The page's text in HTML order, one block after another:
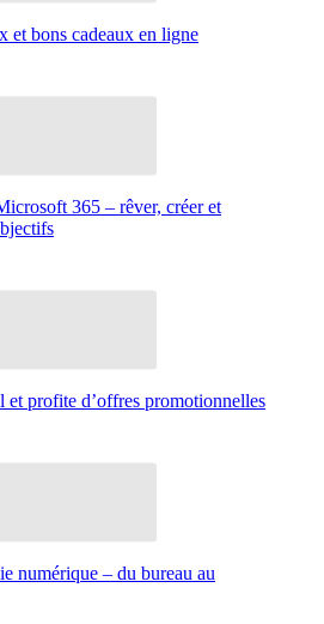
et bons cadeaux en ligne
365 – rêver, créer et
et profite d’offres promotionnelles
numérique – du bureau au